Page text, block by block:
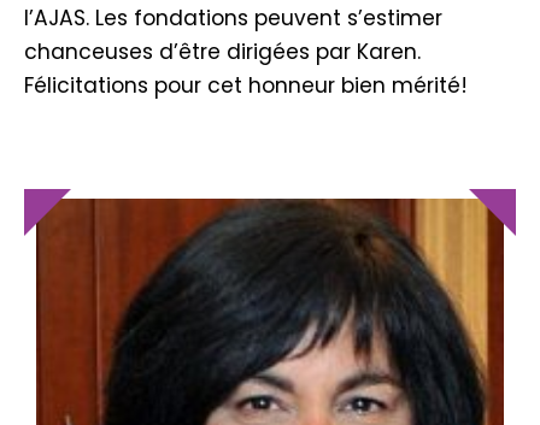
l’AJAS. Les fondations peuvent s’estimer
chanceuses d’être dirigées par Karen.
Félicitations pour cet honneur bien mérité!